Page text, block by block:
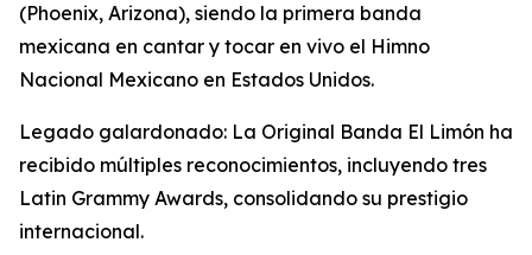
(Phoenix, Arizona), siendo la primera banda
mexicana en cantar y tocar en vivo el Himno
Nacional Mexicano en Estados Unidos.
Legado galardonado: La Original Banda El Limón ha
recibido múltiples reconocimientos, incluyendo tres
Latin Grammy Awards, consolidando su prestigio
internacional.